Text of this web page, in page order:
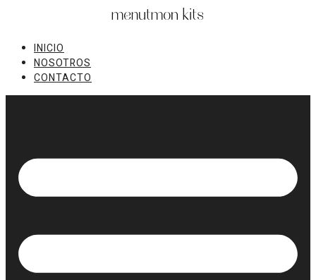
contenidoINICIO
NOSOTROS
CONTACTO